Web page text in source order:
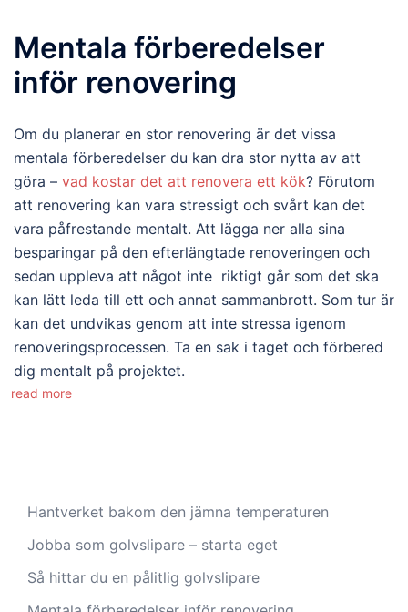
Mentala förberedelser
inför renovering
Om du planerar en stor renovering är det vissa
mentala förberedelser du kan dra stor nytta av att
göra – vad kostar det att renovera ett kök? Förutom
att renovering kan vara stressigt och svårt kan det
vara påfrestande mentalt. Att lägga ner alla sina
besparingar på den efterlängtade renoveringen och
sedan uppleva att något inte riktigt går som det ska
kan lätt leda till ett och annat sammanbrott. Som tur är
kan det undvikas genom att inte stressa igenom
renoveringsprocessen. Ta en sak i taget och förbered
dig mentalt på projektet.
read more
Hantverket bakom den jämna temperaturen
Jobba som golvslipare – starta eget
Så hittar du en pålitlig golvslipare